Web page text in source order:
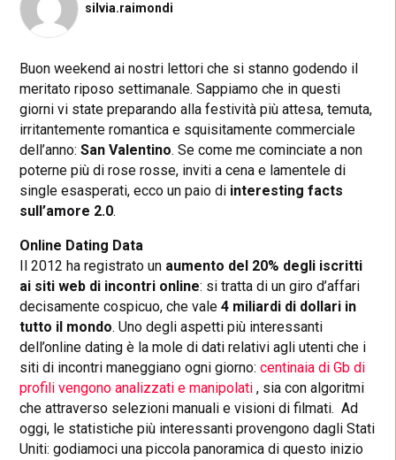
silvia.raimondi
Buon weekend ai nostri lettori che si stanno godendo il
meritato riposo settimanale. Sappiamo che in questi
giorni vi state preparando alla festività più attesa, temuta,
irritantemente romantica e squisitamente commerciale
dell’anno:San Valentino. Se come me cominciate a non
poterne più di rose rosse, inviti a cena e lamentele di
single esasperati, ecco un paio di interesting facts
sull’amore 2.0.
Online Dating Data
Il 2012 ha registrato un aumento del 20% degli iscritti
ai siti web di incontri online: si tratta di un giro d’affari
decisamente cospicuo, che vale4 miliardi di dollari in
tutto il mondo. Uno degli aspetti più interessanti
dell’online dating è la mole di dati relativi agli utenti che i
siti di incontri maneggiano ogni giorno:centinaia di Gb di
profili vengono analizzati e manipolati, sia con algoritmi
che attraverso selezioni manuali e visioni di filmati. Ad
oggi, le statistiche più interessanti provengono dagli Stati
Uniti: godiamoci una piccola panoramica di questo inizio